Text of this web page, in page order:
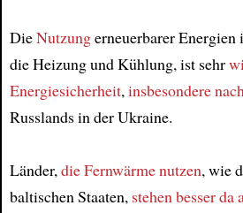
DieNutzungerneuerbarer Energien
die Heizung und Kühlung, ist sehr
Energiesicherheit,insbesondere
Russlands in der Ukraine.
Länder,die Fernwärme nutzen, wie
baltischen Staaten, stehen besser da